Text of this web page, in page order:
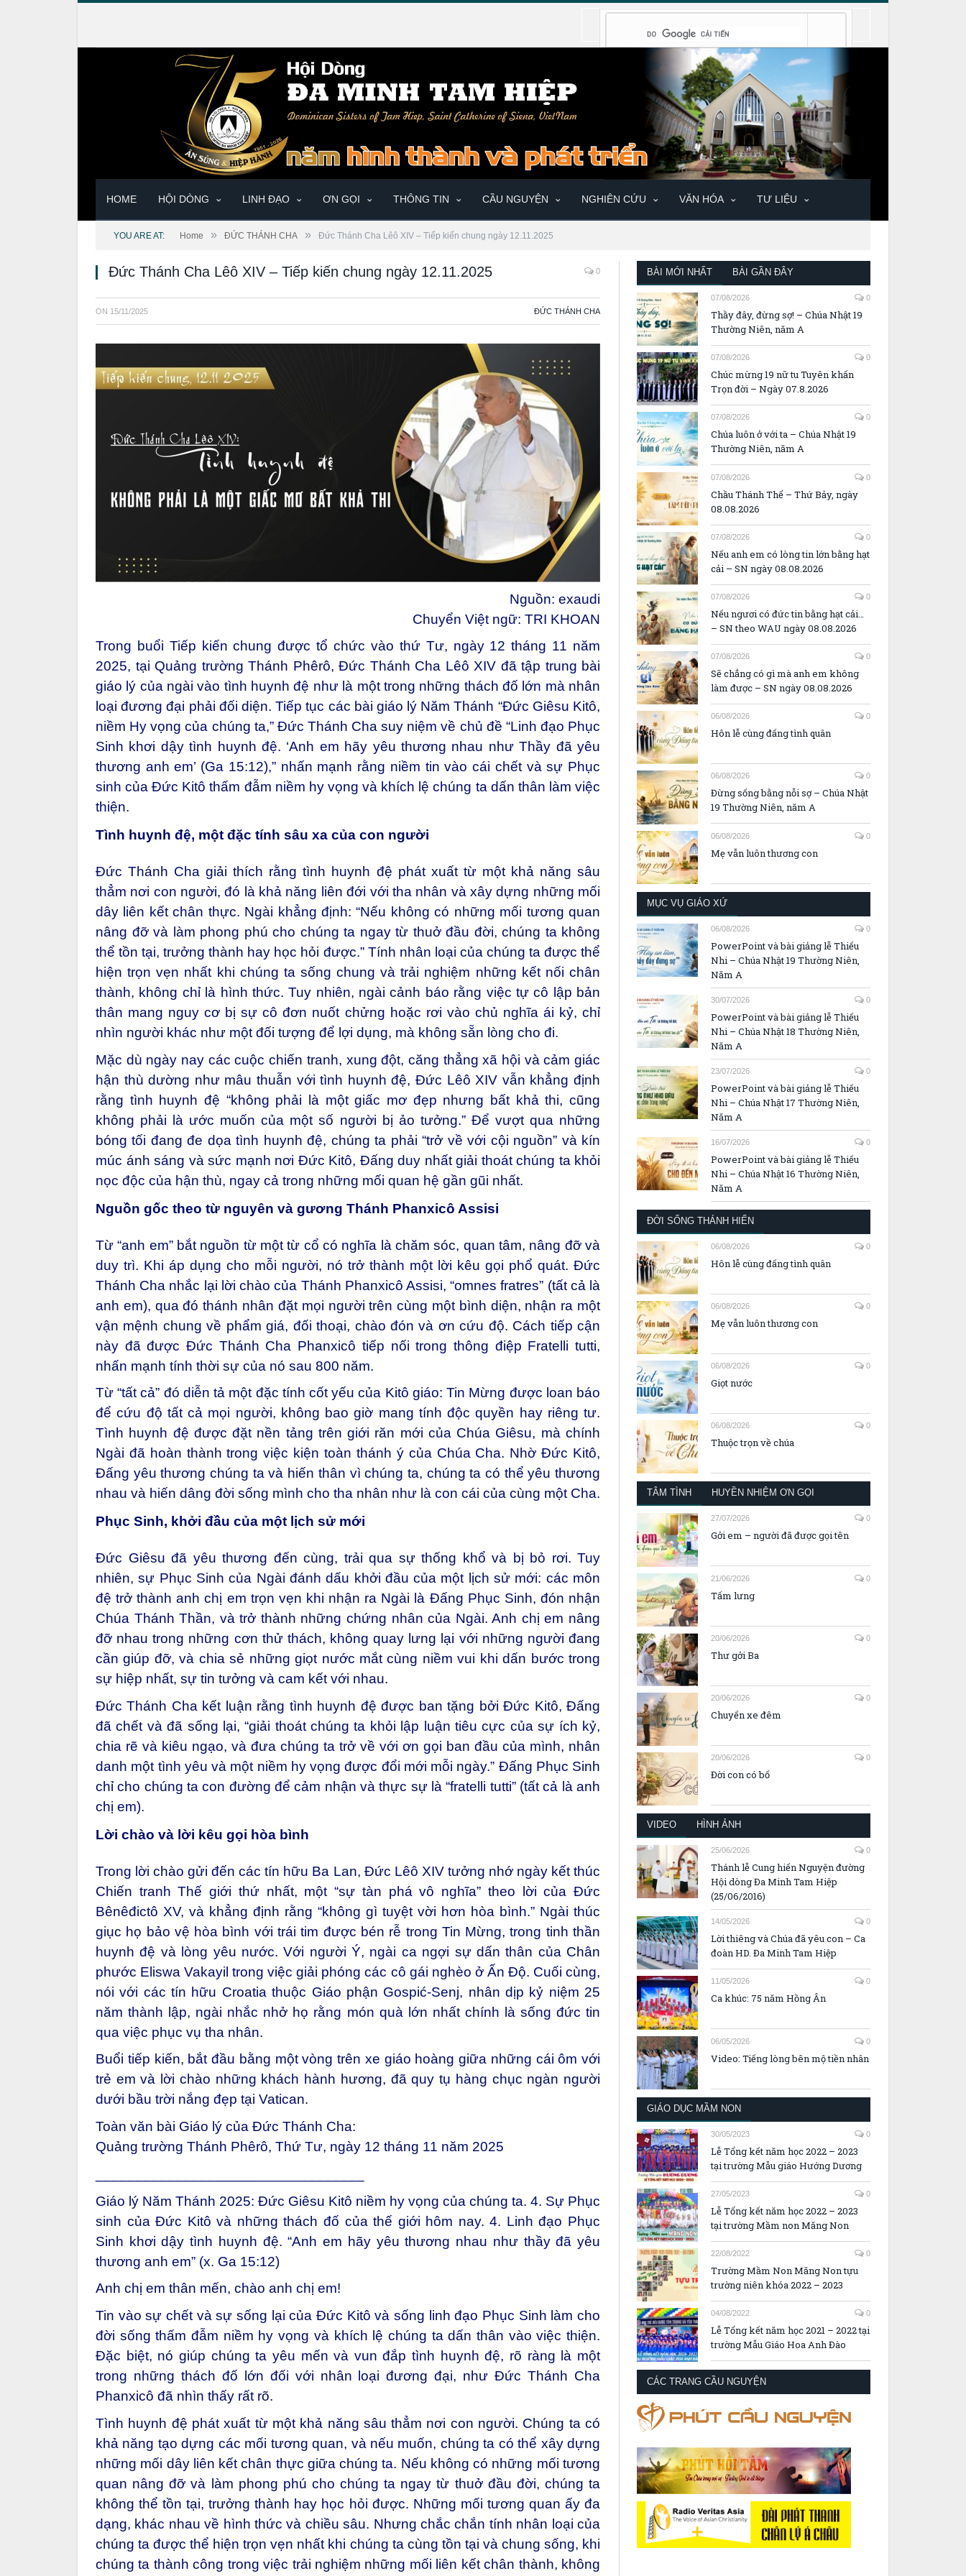
HOME HỘI DÒNG LINH ĐẠO ƠN GỌI THÔNG TIN CẦU NGUYỆN NGHIÊN CỨU VĂN HÓA TƯ LIỆU
YOU ARE AT: Home » ĐỨC THÁNH CHA » Đức Thánh Cha Lêô XIV – Tiếp kiến chung ngày 12.11.2025
Đức Thánh Cha Lêô XIV – Tiếp kiến chung ngày 12.11.2025 0
ON 15/11/2025 ĐỨC THÁNH CHA
Nguồn: exaudi
Chuyển Việt ngữ: TRI KHOAN
Trong buổi Tiếp kiến chung được tổ chức vào thứ Tư, ngày 12 tháng 11 năm
2025, tại Quảng trường Thánh Phêrô, Đức Thánh Cha Lêô XIV đã tập trung bài
giáo lý của ngài vào tình huynh đệ như là một trong những thách đố lớn mà nhân
loại đương đại phải đối diện. Tiếp tục các bài giáo lý Năm Thánh “Đức Giêsu Kitô,
niềm Hy vọng của chúng ta,” Đức Thánh Cha suy niệm về chủ đề “Linh đạo Phục
Sinh khơi dậy tình huynh đệ. ‘Anh em hãy yêu thương nhau như Thầy đã yêu
thương anh em’ (Ga 15:12),” nhấn mạnh rằng niềm tin vào cái chết và sự Phục
sinh của Đức Kitô thấm đẫm niềm hy vọng và khích lệ chúng ta dấn thân làm việc
thiện.
Tình huynh đệ, một đặc tính sâu xa của con người
Đức Thánh Cha giải thích rằng tình huynh đệ phát xuất từ một khả năng sâu
thẳm nơi con người, đó là khả năng liên đới với tha nhân và xây dựng những mối
dây liên kết chân thực. Ngài khẳng định: “Nếu không có những mối tương quan
nâng đỡ và làm phong phú cho chúng ta ngay từ thuở đầu đời, chúng ta không
thể tồn tại, trưởng thành hay học hỏi được.” Tính nhân loại của chúng ta được thể
hiện trọn vẹn nhất khi chúng ta sống chung và trải nghiệm những kết nối chân
thành, không chỉ là hình thức. Tuy nhiên, ngài cảnh báo rằng việc tự cô lập bản
thân mang nguy cơ bị sự cô đơn nuốt chửng hoặc rơi vào chủ nghĩa ái kỷ, chỉ
nhìn người khác như một đối tượng để lợi dụng, mà không sẵn lòng cho đi.
Mặc dù ngày nay các cuộc chiến tranh, xung đột, căng thẳng xã hội và cảm giác
hận thù dường như mâu thuẫn với tình huynh đệ, Đức Lêô XIV vẫn khẳng định
rằng tình huynh đệ “không phải là một giấc mơ đẹp nhưng bất khả thi, cũng
không phải là ước muốn của một số người bị ảo tưởng.” Để vượt qua những
bóng tối đang đe dọa tình huynh đệ, chúng ta phải “trở về với cội nguồn” và kín
múc ánh sáng và sức mạnh nơi Đức Kitô, Đấng duy nhất giải thoát chúng ta khỏi
nọc độc của hận thù, ngay cả trong những mối quan hệ gần gũi nhất.
Nguồn gốc theo từ nguyên và gương Thánh Phanxicô Assisi
Từ “anh em” bắt nguồn từ một từ cổ có nghĩa là chăm sóc, quan tâm, nâng đỡ và
duy trì. Khi áp dụng cho mỗi người, nó trở thành một lời kêu gọi phổ quát. Đức
Thánh Cha nhắc lại lời chào của Thánh Phanxicô Assisi, “omnes fratres” (tất cả là
anh em), qua đó thánh nhân đặt mọi người trên cùng một bình diện, nhận ra một
vận mệnh chung về phẩm giá, đối thoại, chào đón và ơn cứu độ. Cách tiếp cận
này đã được Đức Thánh Cha Phanxicô tiếp nối trong thông điệp Fratelli tutti,
nhấn mạnh tính thời sự của nó sau 800 năm.
Từ “tất cả” đó diễn tả một đặc tính cốt yếu của Kitô giáo: Tin Mừng được loan báo
để cứu độ tất cả mọi người, không bao giờ mang tính độc quyền hay riêng tư.
Tình huynh đệ được đặt nền tảng trên giới răn mới của Chúa Giêsu, mà chính
Ngài đã hoàn thành trong việc kiện toàn thánh ý của Chúa Cha. Nhờ Đức Kitô,
Đấng yêu thương chúng ta và hiến thân vì chúng ta, chúng ta có thể yêu thương
nhau và hiến dâng đời sống mình cho tha nhân như là con cái của cùng một Cha.
Phục Sinh, khởi đầu của một lịch sử mới
Đức Giêsu đã yêu thương đến cùng, trải qua sự thống khổ và bị bỏ rơi. Tuy
nhiên, sự Phục Sinh của Ngài đánh dấu khởi đầu của một lịch sử mới: các môn
đệ trở thành anh chị em trọn vẹn khi nhận ra Ngài là Đấng Phục Sinh, đón nhận
Chúa Thánh Thần, và trở thành những chứng nhân của Ngài. Anh chị em nâng
đỡ nhau trong những cơn thử thách, không quay lưng lại với những người đang
cần giúp đỡ, và chia sẻ những giọt nước mắt cùng niềm vui khi dấn bước trong
sự hiệp nhất, sự tin tưởng và cam kết với nhau.
Đức Thánh Cha kết luận rằng tình huynh đệ được ban tặng bởi Đức Kitô, Đấng
đã chết và đã sống lại, “giải thoát chúng ta khỏi lập luận tiêu cực của sự ích kỷ,
chia rẽ và kiêu ngạo, và đưa chúng ta trở về với ơn gọi ban đầu của mình, nhân
danh một tình yêu và một niềm hy vọng được đổi mới mỗi ngày.” Đấng Phục Sinh
chỉ cho chúng ta con đường để cảm nhận và thực sự là “fratelli tutti” (tất cả là anh
chị em).
Lời chào và lời kêu gọi hòa bình
Trong lời chào gửi đến các tín hữu Ba Lan, Đức Lêô XIV tưởng nhớ ngày kết thúc
Chiến tranh Thế giới thứ nhất, một “sự tàn phá vô nghĩa” theo lời của Đức
Bênêđictô XV, và khẳng định rằng “không gì tuyệt vời hơn hòa bình.” Ngài thúc
giục họ bảo vệ hòa bình với trái tim được bén rễ trong Tin Mừng, trong tinh thần
huynh đệ và lòng yêu nước. Với người Ý, ngài ca ngợi sự dấn thân của Chân
phước Eliswa Vakayil trong việc giải phóng các cô gái nghèo ở Ấn Độ. Cuối cùng,
nói với các tín hữu Croatia thuộc Giáo phận Gospić-Senj, nhân dịp kỷ niệm 25
năm thành lập, ngài nhắc nhở họ rằng món quà lớn nhất chính là sống đức tin
qua việc phục vụ tha nhân.
Buổi tiếp kiến, bắt đầu bằng một vòng trên xe giáo hoàng giữa những cái ôm với
trẻ em và lời chào những khách hành hương, đã quy tụ hàng chục ngàn người
dưới bầu trời nắng đẹp tại Vatican.
Toàn văn bài Giáo lý của Đức Thánh Cha:
Quảng trường Thánh Phêrô, Thứ Tư, ngày 12 tháng 11 năm 2025
Giáo lý Năm Thánh 2025: Đức Giêsu Kitô niềm hy vọng của chúng ta. 4. Sự Phục
sinh của Đức Kitô và những thách đố của thế giới hôm nay. 4. Linh đạo Phục
Sinh khơi dậy tình huynh đệ. “Anh em hãy yêu thương nhau như thầy đã yêu
thương anh em” (x. Ga 15:12)
Anh chị em thân mến, chào anh chị em!
Tin vào sự chết và sự sống lại của Đức Kitô và sống linh đạo Phục Sinh làm cho
đời sống thấm đẫm niềm hy vọng và khích lệ chúng ta dấn thân vào việc thiện.
Đặc biệt, nó giúp chúng ta yêu mến và vun đắp tình huynh đệ, rõ ràng là một
trong những thách đố lớn đối với nhân loại đương đại, như Đức Thánh Cha
Phanxicô đã nhìn thấy rất rõ.
Tình huynh đệ phát xuất từ một khả năng sâu thẳm nơi con người. Chúng ta có
khả năng tạo dựng các mối tương quan, và nếu muốn, chúng ta có thể xây dựng
những mối dây liên kết chân thực giữa chúng ta. Nếu không có những mối tương
quan nâng đỡ và làm phong phú cho chúng ta ngay từ thuở đầu đời, chúng ta
không thể tồn tại, trưởng thành hay học hỏi được. Những mối tương quan ấy đa
dạng, khác nhau về hình thức và chiều sâu. Nhưng chắc chắn tính nhân loại của
chúng ta được thể hiện trọn vẹn nhất khi chúng ta cùng tồn tại và chung sống, khi
chúng ta thành công trong việc trải nghiệm những mối liên kết chân thành, không
BÀI MỚI NHẤT BÀI GẦN ĐÂY
07/08/2026 0
Thầy đây, đừng sợ! – Chúa Nhật 19
Thường Niên, năm A
07/08/2026 0
Chúc mừng 19 nữ tu Tuyên khấn
Trọn đời – Ngày 07.8.2026
07/08/2026 0
Chúa luôn ở với ta – Chúa Nhật 19
Thường Niên, năm A
07/08/2026 0
Chầu Thánh Thể – Thứ Bảy, ngày
08.08.2026
07/08/2026 0
Nếu anh em có lòng tin lớn bằng hạt
cải – SN ngày 08.08.2026
07/08/2026 0
Nếu ngươi có đức tin bằng hạt cải…
– SN theo WAU ngày 08.08.2026
07/08/2026 0
Sẽ chẳng có gì mà anh em không
làm được – SN ngày 08.08.2026
06/08/2026 0
Hôn lễ cùng đấng tình quân
06/08/2026 0
Đừng sống bằng nỗi sợ – Chúa Nhật
19 Thường Niên, năm A
06/08/2026 0
Mẹ vẫn luôn thương con
MỤC VỤ GIÁO XỨ
06/08/2026 0
PowerPoint và bài giảng lễ Thiếu
Nhi – Chúa Nhật 19 Thường Niên,
Năm A
30/07/2026 0
PowerPoint và bài giảng lễ Thiếu
Nhi – Chúa Nhật 18 Thường Niên,
Năm A
23/07/2026 0
PowerPoint và bài giảng lễ Thiếu
Nhi – Chúa Nhật 17 Thường Niên,
Năm A
16/07/2026 0
PowerPoint và bài giảng lễ Thiếu
Nhi – Chúa Nhật 16 Thường Niên,
Năm A
ĐỜI SỐNG THÁNH HIẾN
06/08/2026 0
Hôn lễ cùng đấng tình quân
06/08/2026 0
Mẹ vẫn luôn thương con
06/08/2026 0
Giọt nước
06/08/2026 0
Thuộc trọn về chúa
TÂM TÌNH HUYỀN NHIỆM ƠN GỌI
27/07/2026 0
Gởi em – người đã được gọi tên
21/06/2026 0
Tấm lưng
20/06/2026 0
Thư gởi Ba
20/06/2026 0
Chuyến xe đêm
20/06/2026 0
Đời con có bố
VIDEO HÌNH ẢNH
25/06/2026 0
Thánh lễ Cung hiến Nguyện đường
Hội dòng Đa Minh Tam Hiệp
(25/06/2016)
14/05/2026 0
Lời thiêng và Chúa đã yêu con – Ca
đoàn HD. Đa Minh Tam Hiệp
11/05/2026 0
Ca khúc: 75 năm Hồng Ân
06/05/2026 0
Video: Tiếng lòng bên mộ tiền nhân
GIÁO DỤC MẦM NON
30/05/2023 0
Lễ Tổng kết năm học 2022 – 2023
tại trường Mẫu giáo Hướng Dương
27/05/2023 0
Lễ Tổng kết năm học 2022 – 2023
tại trường Mầm non Măng Non
22/08/2022 0
Trường Mầm Non Măng Non tựu
trường niên khóa 2022 – 2023
04/08/2022 0
Lễ Tổng kết năm học 2021 – 2022 tại
trường Mẫu Giáo Hoa Anh Đào
CÁC TRANG CẦU NGUYỆN